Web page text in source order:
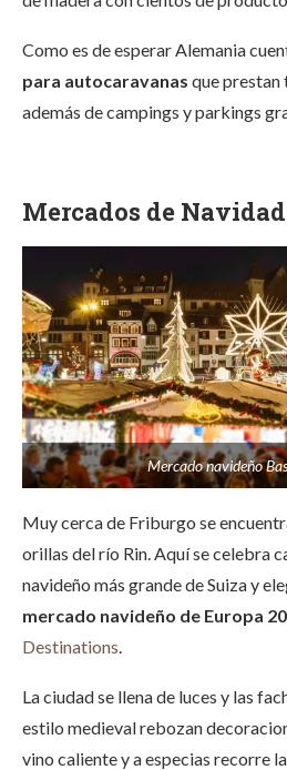
Como es de esperar Alemania
para autocaravanas que prestan
además de campings y parkings
Mercados de
Mercado navideño
Muy cerca de Friburgo se
orillas del río Rin. Aquí se celebra
navideño más grande de Suiza y
mercado navideño de Europa
Destinations.
La ciudad se llena de luces y las
estilo medieval rebozan
vino caliente y a especias recorre